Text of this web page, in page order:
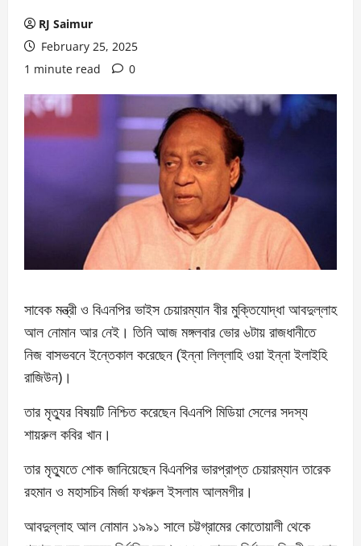
RJ Saimur
February 25, 2025
1 minute read
0
সাবেক মন্ত্রী ও বিএনপির ভাইস চেয়ারম্যান বীর মুক্তিযোদ্ধা আবদুল্লাহ
আল নোমান আর নেই। তিনি আজ মঙ্গলবার ভোর ৬টায় রাজধানীতে
নিজ বাসভবনে ইন্তেকাল করেছেন (ইন্না লিল্লাহি ওয়া ইন্না ইলাইহি
রাজিউন)।
তার মৃত্যুর বিষয়টি নিশ্চিত করেছেন বিএনপি মিডিয়া সেলের সদস্য
শায়রুল কবির খান।
তার মৃত্যুতে শোক জানিয়েছেন বিএনপির ভারপ্রাপ্ত চেয়ারম্যান তারেক
রহমান ও মহাসচিব মির্জা ফখরুল ইসলাম আলমগীর।
আবদুল্লাহ আল নোমান ১৯৯১ সালে চট্টগ্রামের কোতোয়ালী থেকে